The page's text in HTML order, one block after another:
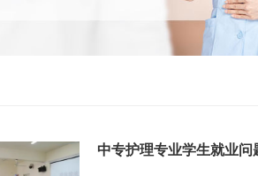
中专护理专业学生就业问